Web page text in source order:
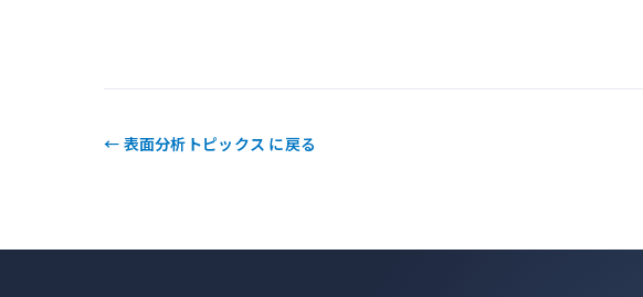
← 表面分析トピックス に戻る